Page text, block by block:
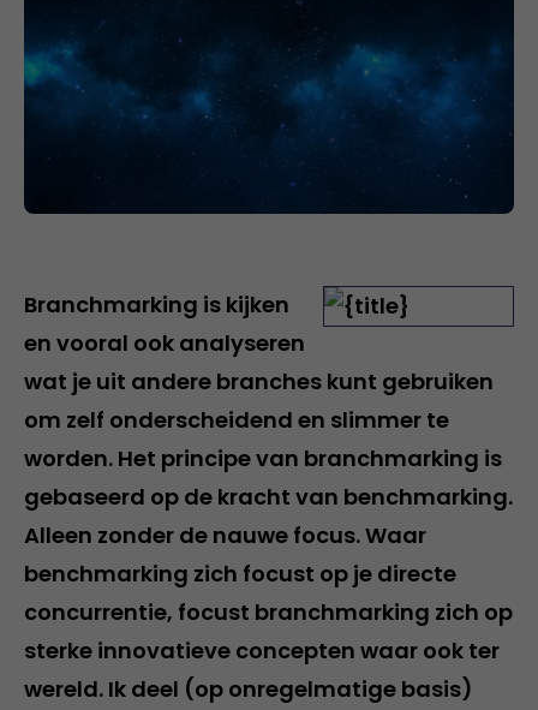
Branchmarking is kijken
en vooral ook analyseren
wat je uit andere branches kunt gebruiken
om zelf onderscheidend en slimmer te
worden. Het principe van branchmarking is
gebaseerd op de kracht van benchmarking.
Alleen zonder de nauwe focus. Waar
benchmarking zich focust op je directe
concurrentie, focust branchmarking zich op
sterke innovatieve concepten waar ook ter
wereld. Ik deel (op onregelmatige basis)